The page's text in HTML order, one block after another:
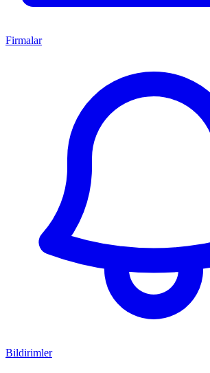
Firmalar
Bildirimler